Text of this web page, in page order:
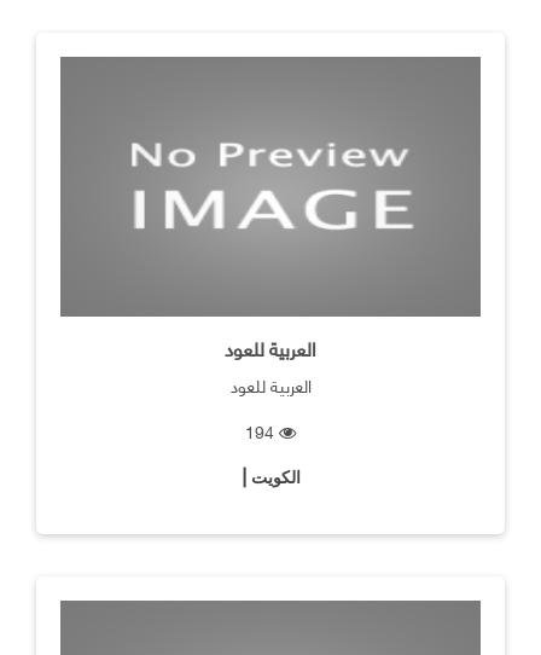
العربية للعود
العربية للعود
الكويت |